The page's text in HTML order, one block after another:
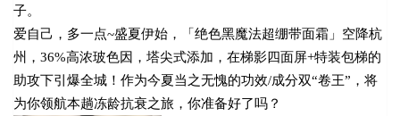
子。
爱自己，多一点~盛夏伊始，「绝色黑魔法超绷带面霜」空降杭
州，36%高浓玻色因，塔尖式添加，在梯影四面屏+特装包梯的
助攻下引爆全城！作为今夏当之无愧的功效/成分双“卷王”，将
为你领航本趟冻龄抗衰之旅，你准备好了吗？